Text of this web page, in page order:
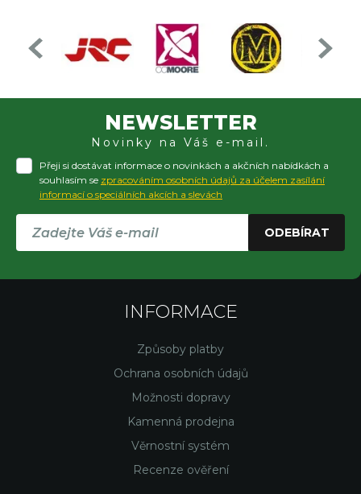
NEWSLETTER
Novinky na Váš e-mail.
Přeji si dostávat informace o novinkách a akčních nabídkách a
souhlasím se zpracováním osobních údajů za účelem zasílání
informací o speciálních akcích a slevách
ODEBÍRAT
INFORMACE
Způsoby platby
Ochrana osobních údajů
Možnosti dopravy
Kamenná prodejna
Věrnostní systém
Recenze ověření